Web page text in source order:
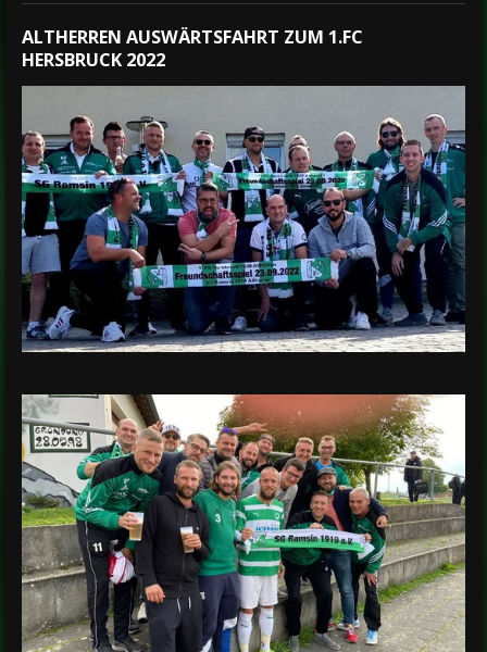
ALTHERREN AUSWÄRTSFAHRT ZUM 1.FC
HERSBRUCK 2022